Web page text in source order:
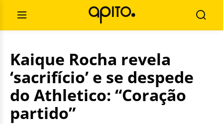
contentOpen
Menu
for:
Kaique Rocha revela
‘sacrifício’ e se despede
do Athletico: “Coração
partido”